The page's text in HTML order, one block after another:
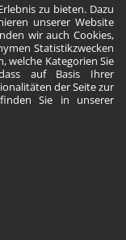
zu bieten. Dazu
unserer Website
wir auch Cookies,
Statistikzwecken
welche Kategorien Sie
auf Basis Ihrer
der Seite zur
Sie in unserer